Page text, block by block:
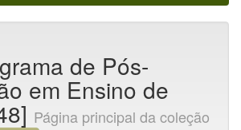
de Pós-
em Ensino de
Página principal da coleção